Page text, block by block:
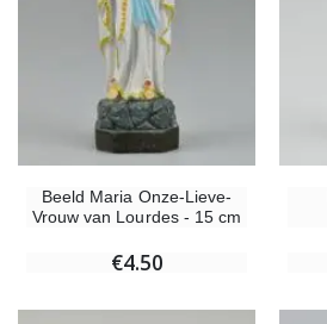
Beeld Maria Onze-Lieve-
Vrouw van Lourdes - 15 cm
€4.50